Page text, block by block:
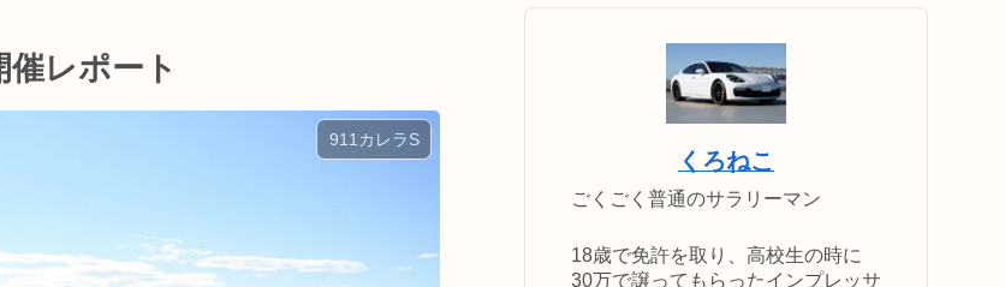
レポート
911カレラS
くろねこ
ごくごく普通のサラリーマン
18歳で免許を取り、高校生の時に
30万で譲ってもらったインプレッサ